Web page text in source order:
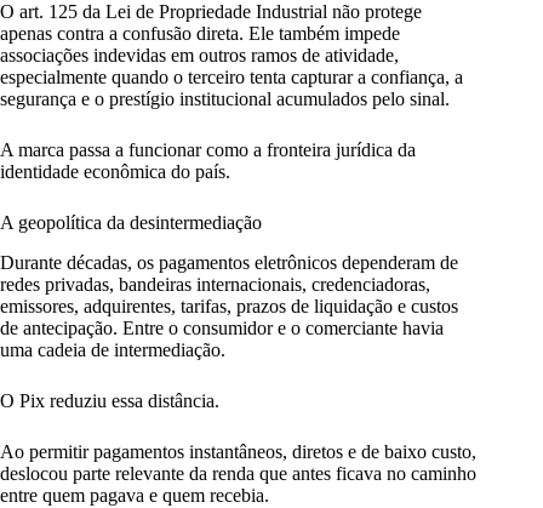
O art. 125 da Lei de Propriedade Industrial não protege
apenas contra a confusão direta. Ele também impede
associações indevidas em outros ramos de atividade,
especialmente quando o terceiro tenta capturar a confiança, a
segurança e o prestígio institucional acumulados pelo sinal.
A marca passa a funcionar como a fronteira jurídica da
identidade econômica do país.
A geopolítica da desintermediação
Durante décadas, os pagamentos eletrônicos dependeram de
redes privadas, bandeiras internacionais, credenciadoras,
emissores, adquirentes, tarifas, prazos de liquidação e custos
de antecipação. Entre o consumidor e o comerciante havia
uma cadeia de intermediação.
O Pix reduziu essa distância.
Ao permitir pagamentos instantâneos, diretos e de baixo custo,
deslocou parte relevante da renda que antes ficava no caminho
entre quem pagava e quem recebia.